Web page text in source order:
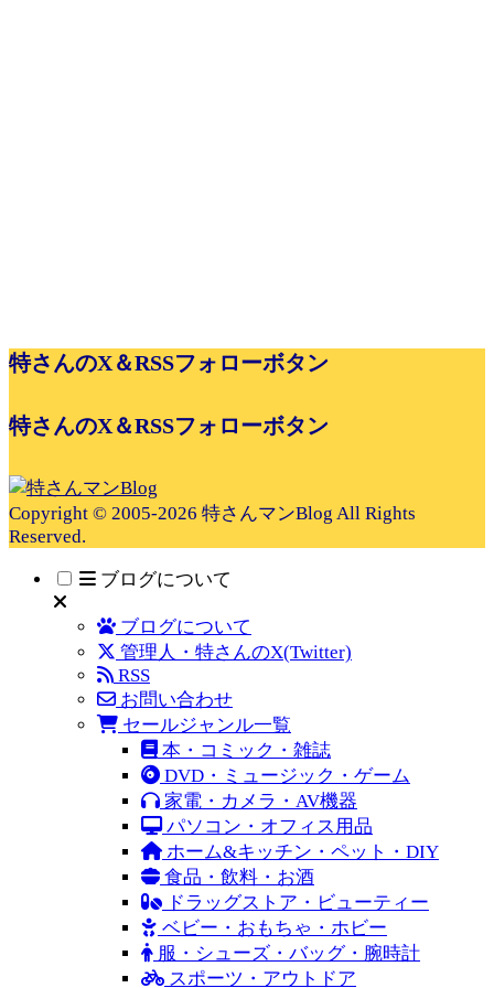
特さんのX＆RSSフォローボタン
特さんのX＆RSSフォローボタン
Copyright © 2005-2026 特さんマンBlog All Rights
Reserved.
ブログについて
ブログについて
管理人・特さんのX(Twitter)
RSS
お問い合わせ
セールジャンル一覧
本・コミック・雑誌
DVD・ミュージック・ゲーム
家電・カメラ・AV機器
パソコン・オフィス用品
ホーム&キッチン・ペット・DIY
食品・飲料・お酒
ドラッグストア・ビューティー
ベビー・おもちゃ・ホビー
服・シューズ・バッグ・腕時計
スポーツ・アウトドア